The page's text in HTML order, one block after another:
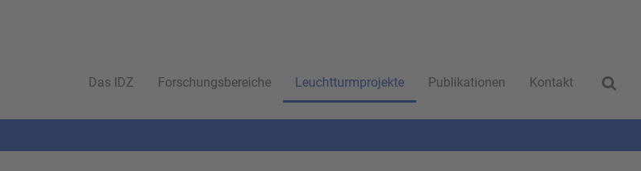
Das IDZ Forschungsbereiche Leuchtturmprojekte Publikationen Kontakt